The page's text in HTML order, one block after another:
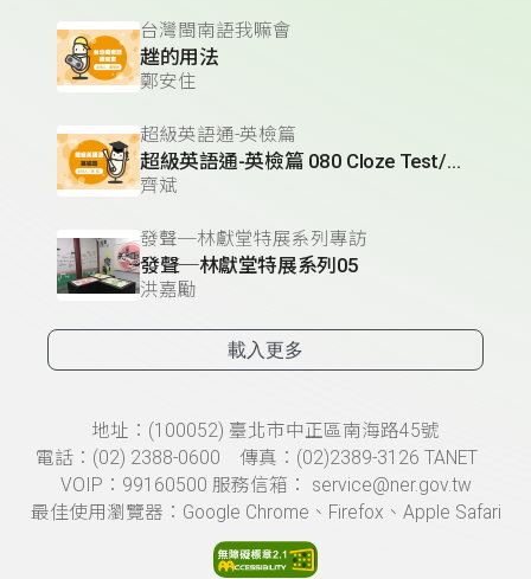
台灣閩南語我嘛會
趖的用法
鄭安住
超級英語通-英檢篇
超級英語通-英檢篇 080 Cloze Test/段落-10
齊斌
發聲─林獻堂特展系列專訪
發聲─林獻堂特展系列05
洪嘉勵
載入更多
頁尾資訊地址：(100052) 臺北市中正區南海路45號
電話：(02) 2388-0600 傳真：(02)2389-3126 TANET
VOIP：99160500 服務信箱： service@ner.gov.tw
最佳使用瀏覽器：Google Chrome、Firefox、Apple Safari